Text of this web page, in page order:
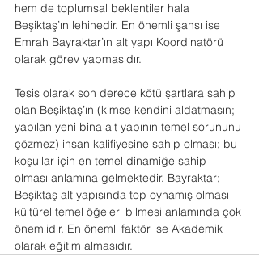
hem de toplumsal beklentiler hala
Beşiktaş’ın lehinedir. En önemli şansı ise
Emrah Bayraktar’ın alt yapı Koordinatörü
olarak görev yapmasıdır.
Tesis olarak son derece kötü şartlara sahip
olan Beşiktaş’ın (kimse kendini aldatmasın;
yapılan yeni bina alt yapının temel sorununu
çözmez) insan kalifiyesine sahip olması; bu
koşullar için en temel dinamiğe sahip
olması anlamına gelmektedir. Bayraktar;
Beşiktaş alt yapısında top oynamış olması
kültürel temel öğeleri bilmesi anlamında çok
önemlidir. En önemli faktör ise Akademik
olarak eğitim almasıdır.